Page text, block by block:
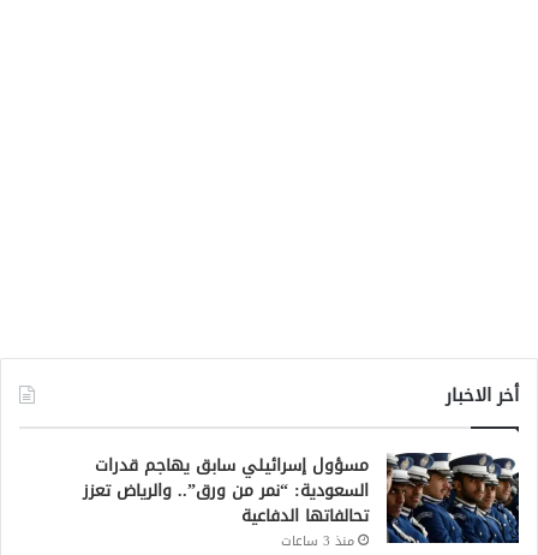
أخر الاخبار
مسؤول إسرائيلي سابق يهاجم قدرات
السعودية: “نمر من ورق”.. والرياض تعزز
تحالفاتها الدفاعية
منذ 3 ساعات